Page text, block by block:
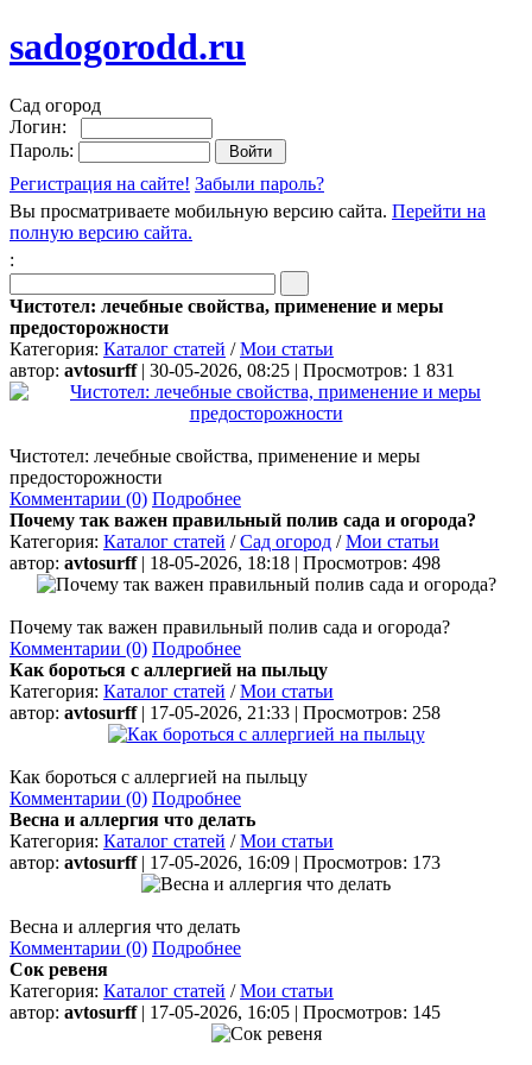
sadogorodd.ru
Сад огород
Логин:
Пароль:
Регистрация на сайте! Забыли пароль?
Вы просматриваете мобильную версию сайта. Перейти на
полную версию сайта.
:
Чистотел: лечебные свойства, применение и меры
предосторожности
Категория: Каталог статей /Мои статьи
автор: avtosurff| 30-05-2026, 08:25 | Просмотров: 1 831
Чистотел: лечебные свойства, применение и меры
предосторожности
Комментарии (0) Подробнее
Почему так важен правильный полив сада и огорода?
Категория: Каталог статей /Сад огород /Мои статьи
автор: avtosurff| 18-05-2026, 18:18 | Просмотров: 498
Почему так важен правильный полив сада и огорода?
Комментарии (0) Подробнее
Как бороться с аллергией на пыльцу
Категория: Каталог статей /Мои статьи
автор: avtosurff| 17-05-2026, 21:33 | Просмотров: 258
Как бороться с аллергией на пыльцу
Комментарии (0) Подробнее
Весна и аллергия что делать
Категория: Каталог статей /Мои статьи
автор: avtosurff| 17-05-2026, 16:09 | Просмотров: 173
Весна и аллергия что делать
Комментарии (0) Подробнее
Сок ревеня
Категория: Каталог статей /Мои статьи
автор: avtosurff| 17-05-2026, 16:05 | Просмотров: 145